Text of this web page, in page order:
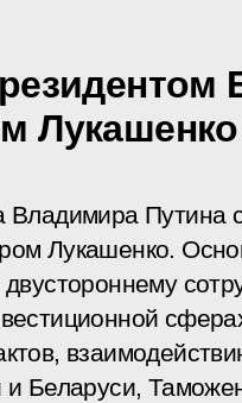
Лукашенко
Владимира Путина
Лукашенко.
и Беларуси,